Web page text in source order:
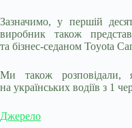
Зазначимо, у першій
виробник також
та бізнес-седаном Toyota
Ми також розповідали,
на українських водіїв з 1
Джерело